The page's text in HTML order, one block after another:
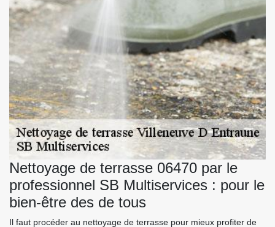
Nettoyage de terrasse 06470 par le
professionnel SB Multiservices : pour le
bien-être des de tous
Il faut procéder au nettoyage de terrasse pour mieux profiter de